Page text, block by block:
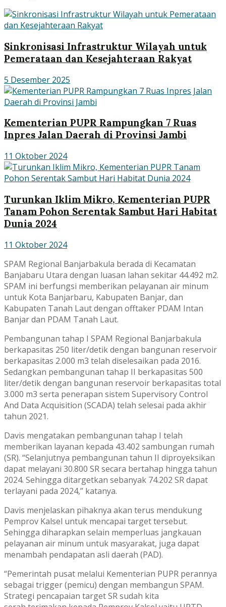
Sinkronisasi Infrastruktur Wilayah untuk
Pemerataan dan Kesejahteraan Rakyat
5 Desember 2025
Kementerian PUPR Rampungkan 7 Ruas
Inpres Jalan Daerah di Provinsi Jambi
11 Oktober 2024
Turunkan Iklim Mikro, Kementerian PUPR
Tanam Pohon Serentak Sambut Hari Habitat
Dunia 2024
11 Oktober 2024
SPAM Regional Banjarbakula berada di Kecamatan
Banjabaru Utara dengan luasan lahan sekitar 44.492 m2.
SPAM ini berfungsi memberikan pelayanan air minum
untuk Kota Banjarbaru, Kabupaten Banjar, dan
Kabupaten Tanah Laut dengan offtaker PDAM Intan
Banjar dan PDAM Tanah Laut.
Pembangunan tahap I SPAM Regional Banjarbakula
berkapasitas 250 liter/detik dengan bangunan reservoir
berkapasitas 2.000 m3 telah diselesaikan pada 2016.
Sedangkan pembangunan tahap II berkapasitas 500
liter/detik dengan bangunan reservoir berkapasitas total
3.000 m3 serta penerapan sistem Supervisory Control
And Data Acquisition (SCADA) telah selesai pada akhir
tahun 2021.
Davis mengatakan pembangunan tahap I telah
memberikan layanan kepada 43.402 sambungan rumah
(SR). “Selanjutnya pembangunan tahun II diproyeksikan
dapat melayani 30.800 SR secara bertahap hingga tahun
2024. Sehingga ditargetkan sebanyak 74.202 SR dapat
terlayani pada 2024,” katanya.
Davis menjelaskan pihaknya akan terus mendukung
Pemprov Kalsel untuk mencapai target tersebut.
Sehingga diharapkan selain memperluas jangkauan
pelayanan air minum untuk masyarakat, juga dapat
menambah pendapatan asli daerah (PAD).
“Pemerintah pusat melalui Kementerian PUPR perannya
sebagai trigger (pemicu) dengan membangun SPAM.
Strategi pencapaian target SR sudah kita